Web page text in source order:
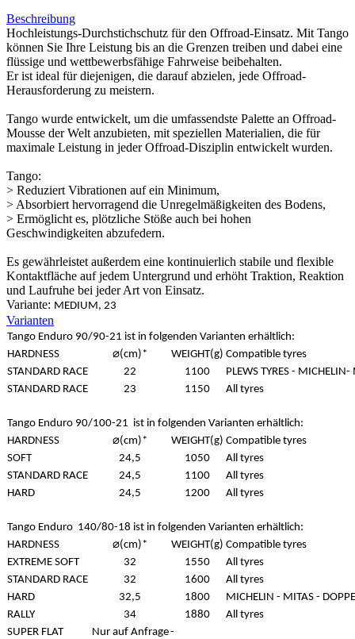
Beschreibung
Hochleistungs-Durchstichschutz für den Offroad-Einsatz. Mit Tango
können Sie Ihre Leistung bis an die Grenzen treiben und dabei eine
flüssige und wettbewerbsfähige Fahrweise beibehalten.
Er ist ideal für diejenigen, die darauf abzielen, jede Offroad-
Herausforderung zu meistern.
Tango wurde entwickelt, um die umfassendste Palette an Offroad-
Mousse der Welt anzubieten, mit speziellen Materialien, die für
maximale Leistung in jeder Offroad-Disziplin entwickelt wurden.
Tango:
> Reduziert Vibrationen auf ein Minimum,
> Absorbiert hervorragend die Unregelmäßigkeiten des Bodens,
> Ermöglicht es, plötzliche Stöße auch bei hohen
Geschwindigkeiten abzufedern.
Es gewährleistet außerdem eine kontinuierlich stabile und flexible
Kontaktfläche auf jedem Untergrund und erhöht Traktion, Reaktion
und Laufruhe bei jeder Art von Einsatz.
Variante: MEDIUM, 23
Varianten
Tango Enduro 90/90-21 ist in folgenden Varianten erhältlich:
HARDNESS
⌀(cm)* WEIGHT(g) Compatible tyres
STANDARD RACE
22 1100
PLEWS TYRES -
STANDARD RACE
23 1150 All tyres
Tango Enduro 90/100-21 ist in folgenden Varianten erhältlich:
HARDNESS
⌀(cm)* WEIGHT(g) Compatible tyres
SOFT
24,5 1050
All tyres
STANDARD RACE
24,5 1100
All tyres
HARD
24,5 1200 All tyres
Tango Enduro 140/80-18 ist in folgenden Varianten erhältlich:
HARDNESS
⌀(cm)* WEIGHT(g) Compatible tyres
EXTREME SOFT
32 1550
All tyres
STANDARD RACE
32 1600
All tyres
HARD
32,5 1800
MICHELIN - MITAS -
RALLY
34 1880
All tyres
SUPER FLAT
Nur auf Anfrage-